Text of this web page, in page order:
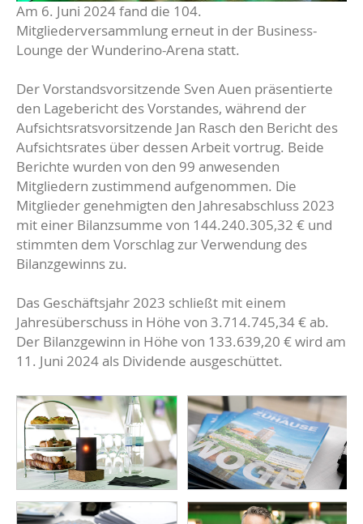
Am 6. Juni 2024 fand die 104.
Mitgliederversammlung erneut in der Business-
Lounge der Wunderino-Arena statt.
Der Vorstandsvorsitzende Sven Auen präsentierte
den Lagebericht des Vorstandes, während der
Aufsichtsratsvorsitzende Jan Rasch den Bericht des
Aufsichtsrates über dessen Arbeit vortrug. Beide
Berichte wurden von den 99 anwesenden
Mitgliedern zustimmend aufgenommen. Die
Mitglieder genehmigten den Jahresabschluss 2023
mit einer Bilanzsumme von 144.240.305,32 € und
stimmten dem Vorschlag zur Verwendung des
Bilanzgewinns zu.
Das Geschäftsjahr 2023 schließt mit einem
Jahresüberschuss in Höhe von 3.714.745,34 € ab.
Der Bilanzgewinn in Höhe von 133.639,20 € wird am
11. Juni 2024 als Dividende ausgeschüttet.